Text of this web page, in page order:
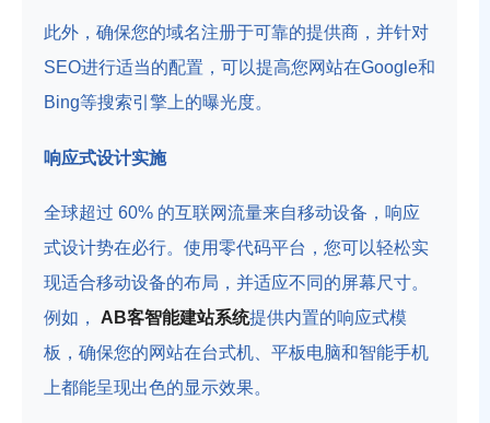
此外，确保您的域名注册于可靠的提供商，并针对
SEO进行适当的配置，可以提高您网站在Google和
Bing等搜索引擎上的曝光度。
响应式设计实施
全球超过 60% 的互联网流量来自移动设备，响应
式设计势在必行。使用零代码平台，您可以轻松实
现适合移动设备的布局，并适应不同的屏幕尺寸。
例如， AB客智能建站系统提供内置的响应式模
板，确保您的网站在台式机、平板电脑和智能手机
上都能呈现出色的显示效果。